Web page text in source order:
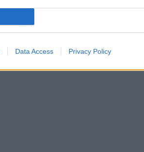
Data Access Privacy Policy